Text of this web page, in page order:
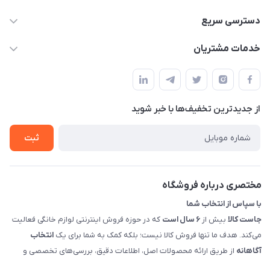
09398557137
سمت چپ (فروشگاه صوتی عباسی) - "تحویل حضوری فقط با
هماهنگی"
دسترسی سریع
لیست محصولات
حساب کاربری
تماس با ما
خدمات مشتریان
راهنما
پرسش های شما
شرایط و ضوابط گارانتی
روش های بازگرداندن کالا
از جدید‌ترین تخفیف‌ها با‌ خبر شوید
ثبت
مختصری درباره فروشگاه
با سپاس از انتخاب شما
جاست کالا بیش از ۶ سال است
که در حوزه فروش اینترنتی لوازم خانگی فعالیت
می‌کند. هدف ما تنها فروش کالا نیست؛ بلکه کمک به شما برای یک انتخاب
آگاهانه از طریق ارائه محصولات اصل، اطلاعات دقیق، بررسی‌های تخصصی و